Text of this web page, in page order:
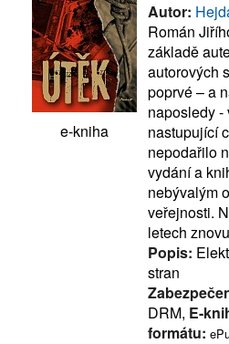
e-kniha
Autor:
Román
základě
autorových
poprvé – a
naposledy -
nastupující
nepodařilo
vydání a
nebývalým
veřejnosti.
letech
Popis:
stran
DRM, E-
formátu: